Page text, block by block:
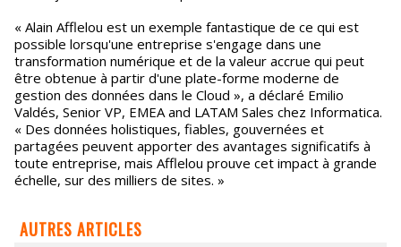
« Alain Afflelou est un exemple fantastique de ce qui est
possible lorsqu'une entreprise s'engage dans une
transformation numérique et de la valeur accrue qui peut
être obtenue à partir d'une plate-forme moderne de
gestion des données dans le Cloud », a déclaré Emilio
Valdés, Senior VP, EMEA and LATAM Sales chez Informatica.
« Des données holistiques, fiables, gouvernées et
partagées peuvent apporter des avantages significatifs à
toute entreprise, mais Afflelou prouve cet impact à grande
échelle, sur des milliers de sites. »
AUTRES ARTICLES